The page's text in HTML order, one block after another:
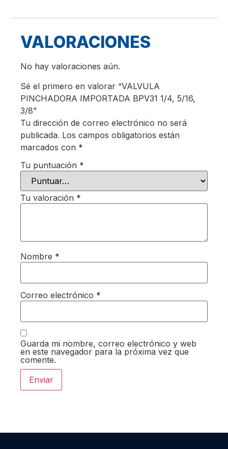
VALORACIONES
No hay valoraciones aún.
Sé el primero en valorar “VALVULA
PINCHADORA IMPORTADA BPV31 1/4, 5/16,
3/8”
Tu dirección de correo electrónico no será
publicada. Los campos obligatorios están
marcados con *
Tu puntuación *
Tu valoración *
Nombre *
Correo electrónico *
Guarda mi nombre, correo electrónico y web
en este navegador para la próxima vez que
comente.